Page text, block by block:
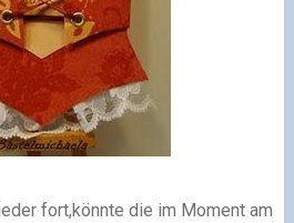
fort,könnte die im Moment am